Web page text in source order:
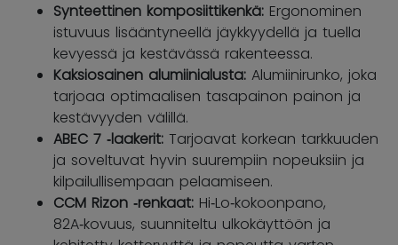
Synteettinen komposiittikenkä: Ergonominen
istuvuus lisääntyneellä jäykkyydellä ja tuella
kevyessä ja kestävässä rakenteessa.
Kaksiosainen alumiinialusta: Alumiinirunko, joka
tarjoaa optimaalisen tasapainon painon ja
kestävyyden välillä.
ABEC 7 ‑laakerit: Tarjoavat korkean tarkkuuden
ja soveltuvat hyvin suurempiin nopeuksiin ja
kilpailullisempaan pelaamiseen.
CCM Rizon ‑renkaat: Hi‑Lo‑kokoonpano,
82A‑kovuus, suunniteltu ulkokäyttöön ja